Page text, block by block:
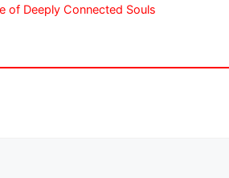
of Deeply Connected Souls